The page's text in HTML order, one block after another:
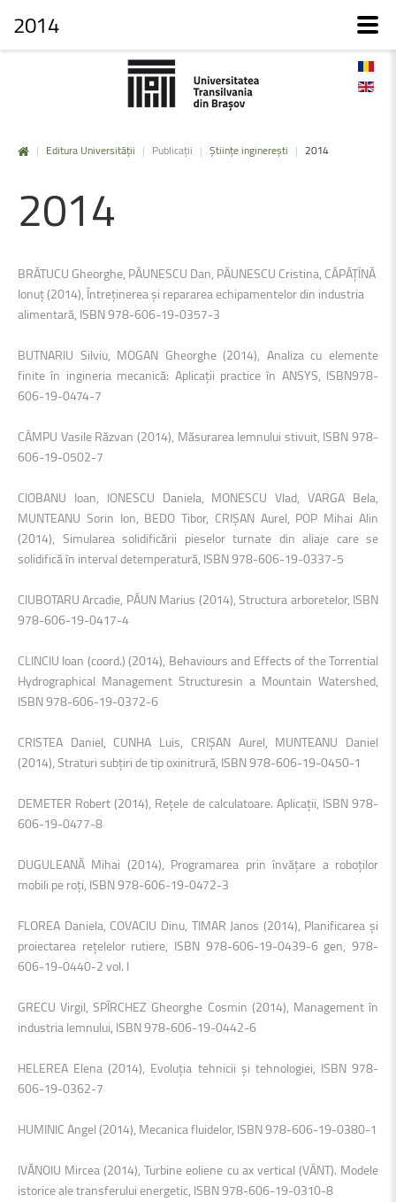
| Editura Universității | Publicații | Științe inginerești | 2014
2014
BRĂTUCU Gheorghe, PĂUNESCU Dan, PĂUNESCU Cristina, CĂPĂŢÎNĂ
Ionuţ (2014), Întreţinerea şi repararea echipamentelor din industria
alimentară, ISBN 978-606-19-0357-3
BUTNARIU Silviu, MOGAN Gheorghe (2014), Analiza cu elemente
finite în ingineria mecanică: Aplicaţii practice în ANSYS, ISBN978-
606-19-0474-7
CÂMPU Vasile Răzvan (2014), Măsurarea lemnului stivuit, ISBN 978-
606-19-0502-7
CIOBANU Ioan, IONESCU Daniela, MONESCU Vlad, VARGA Bela,
MUNTEANU Sorin Ion, BEDO Tibor, CRIŞAN Aurel, POP Mihai Alin
(2014), Simularea solidificării pieselor turnate din aliaje care se
solidifică în interval detemperatură, ISBN 978-606-19-0337-5
CIUBOTARU Arcadie, PĂUN Marius (2014), Structura arboretelor, ISBN
978-606-19-0417-4
CLINCIU Ioan (coord.) (2014), Behaviours and Effects of the Torrential
Hydrographical Management Structuresin a Mountain Watershed,
ISBN 978-606-19-0372-6
CRISTEA Daniel, CUNHA Luis, CRIŞAN Aurel, MUNTEANU Daniel
(2014), Straturi subţiri de tip oxinitrură, ISBN 978-606-19-0450-1
DEMETER Robert (2014), Reţele de calculatoare. Aplicaţii, ISBN 978-
606-19-0477-8
DUGULEANĂ Mihai (2014), Programarea prin învăţare a roboţilor
mobili pe roţi, ISBN 978-606-19-0472-3
FLOREA Daniela, COVACIU Dinu, TIMAR Janos (2014), Planificarea şi
proiectarea reţelelor rutiere, ISBN 978-606-19-0439-6 gen, 978-
606-19-0440-2 vol. I
GRECU Virgil, SPÎRCHEZ Gheorghe Cosmin (2014), Management în
industria lemnului, ISBN 978-606-19-0442-6
HELEREA Elena (2014), Evoluţia tehnicii şi tehnologiei, ISBN 978-
606-19-0362-7
HUMINIC Angel (2014), Mecanica fluidelor, ISBN 978-606-19-0380-1
IVĂNOIU Mircea (2014), Turbine eoliene cu ax vertical (VÂNT). Modele
istorice ale transferului energetic, ISBN 978-606-19-0310-8
2014